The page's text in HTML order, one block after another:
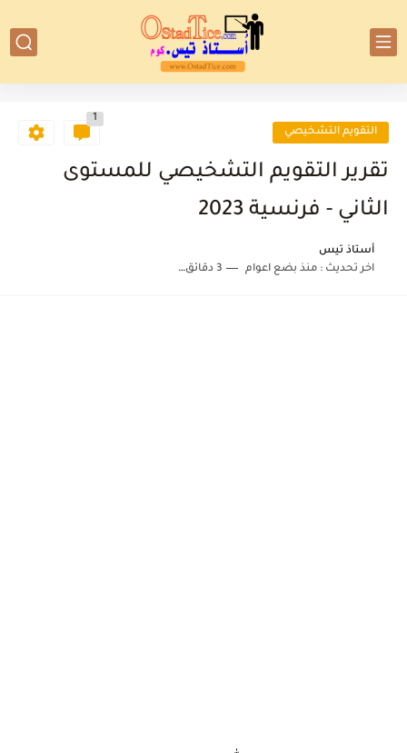
التقويم التشخيصي
1
تقرير التقويم التشخيصي للمستوى
الثاني - فرنسية 2023
أستاذ تيس
اخر تحديث :منذ بضع اعوام 3 دقائق للقراءة